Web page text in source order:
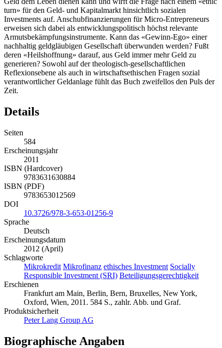
turn» für den Geld- und Kapitalmarkt hinsichtlich sozialen
Investments auf. Anschubfinanzierungen für Micro-Entrepreneurs
erweisen sich dabei als entwicklungspolitisch höchst relevante
Armutsbekämpfungsinstrumente. Kann das «Gewinn-Ego» einer
nachhaltig geldgläubigen Gesellschaft überwunden werden? Fußt
deren «Heilshoffnung» darauf, aus Geld immer mehr Geld zu
generieren? Sowohl auf der theologisch-gesellschaftlichen
Reflexionsebene als auch in wirtschaftsethischen Fragen sozial
verantwortlicher Geldanlage fühlt das Buch zweifellos den Puls der
Zeit.
Details
Seiten
584
Erscheinungsjahr
2011
ISBN (Hardcover)
9783631630884
ISBN (PDF)
9783653012569
DOI
10.3726/978-3-653-01256-9
Sprache
Deutsch
Erscheinungsdatum
2012 (April)
Schlagworte
Mikrokredit Mikrofinanz ethisches Investment Socially
Responsible Investment (SRI) Beteiligungsgerechtigkeit
Erschienen
Frankfurt am Main, Berlin, Bern, Bruxelles, New York,
Oxford, Wien, 2011. 584 S., zahlr. Abb. und Graf.
Produktsicherheit
Peter Lang Group AG
Biographische Angaben